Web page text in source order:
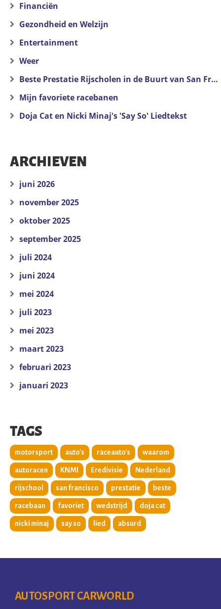
Financiën
Gezondheid en Welzijn
Entertainment
Weer
Beste Prestatie Rijscholen in de Buurt van San Francisco
Mijn favoriete racebanen
Doja Cat en Nicki Minaj's 'Say So' Liedtekst
ARCHIEVEN
juni 2026
november 2025
oktober 2025
september 2025
juli 2024
juni 2024
mei 2024
juli 2023
mei 2023
maart 2023
februari 2023
januari 2023
TAGS
motorsport auto's raceauto's waarom
autoracen KNMI Eredivisie Nederland
rijschool san francisco prestatie beste
racebaan favoriet wedstrijd doja cat
nicki minaj say so lied absurd
AUTOSPORT CARWORLD